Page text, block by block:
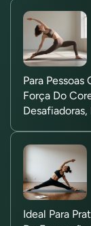
Para
Força Do
Ideal Para